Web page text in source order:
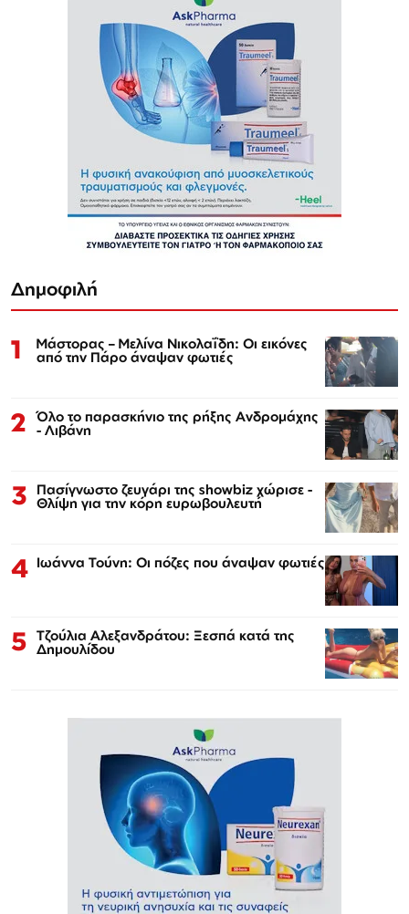
Δημοφιλή
1 Μάστορας – Μελίνα Νικολαΐδη: Οι εικόνες
από την Πάρο άναψαν φωτιές
2 Όλο το παρασκήνιο της ρήξης Ανδρομάχης
- Λιβάνη
3 Πασίγνωστο ζευγάρι της showbiz χώρισε -
Θλίψη για την κόρη ευρωβουλευτή
4 Ιωάννα Τούνη: Οι πόζες που άναψαν φωτιές
5 Τζούλια Αλεξανδράτου: Ξεσπά κατά της
Δημουλίδου